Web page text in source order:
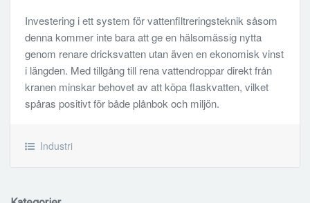
Investering i ett system för vattenfiltreringsteknik såsom
denna kommer inte bara att ge en hälsomässig nytta
genom renare dricksvatten utan även en ekonomisk vinst
i längden. Med tillgång till rena vattendroppar direkt från
kranen minskar behovet av att köpa flaskvatten, vilket
spåras positivt för både plånbok och miljön.
Industri